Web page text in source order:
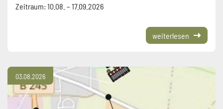
Zeitraum: 10.08. – 17.09.2026
weiterlesen
03.08.2026